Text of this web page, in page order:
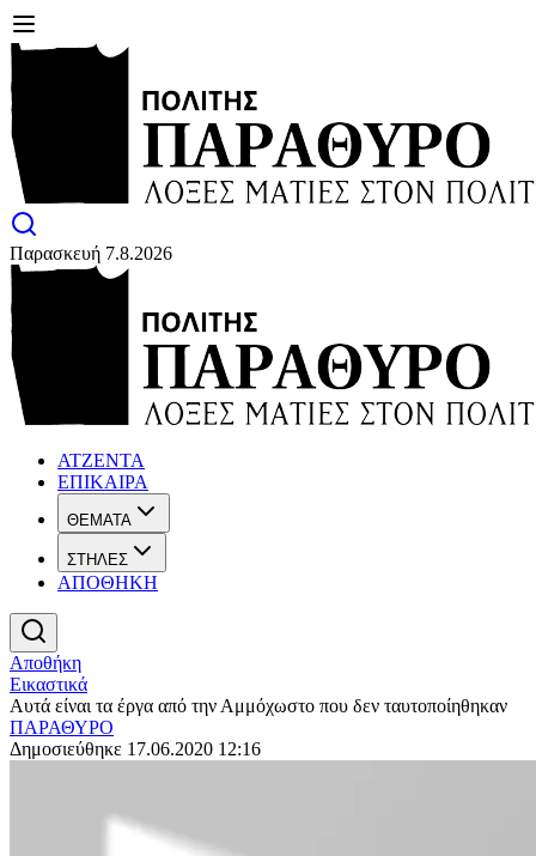
Παρασκευή 7.8.2026
ΑΤΖΕΝΤΑ
ΕΠΙΚΑΙΡΑ
ΘΕΜΑΤΑ
ΣΤΗΛΕΣ
ΑΠΟΘΗΚΗ
Αποθήκη
Εικαστικά
Αυτά είναι τα έργα από την Αμμόχωστο που δεν ταυτοποίηθηκαν
ΠΑΡΑΘΥΡΟ
Δημοσιεύθηκε 17.06.2020 12:16